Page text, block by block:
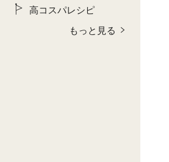
高コスパレシピ
もっと見る